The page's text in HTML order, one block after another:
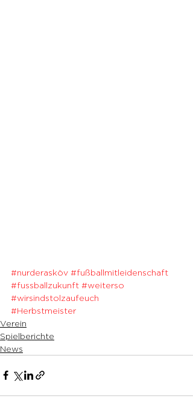
#nurderasköv #fußballmitleidenschaft
#fussballzukunft #weiterso
#wirsindstolzaufeuch
#Herbstmeister
Verein
Spielberichte
News